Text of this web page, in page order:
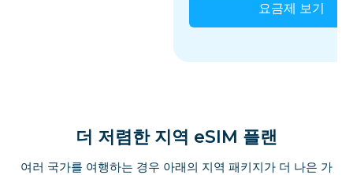
요금제 보기
더 저렴한 지역 eSIM 플랜
여러 국가를 여행하는 경우 아래의 지역 패키지가 더 나은 가